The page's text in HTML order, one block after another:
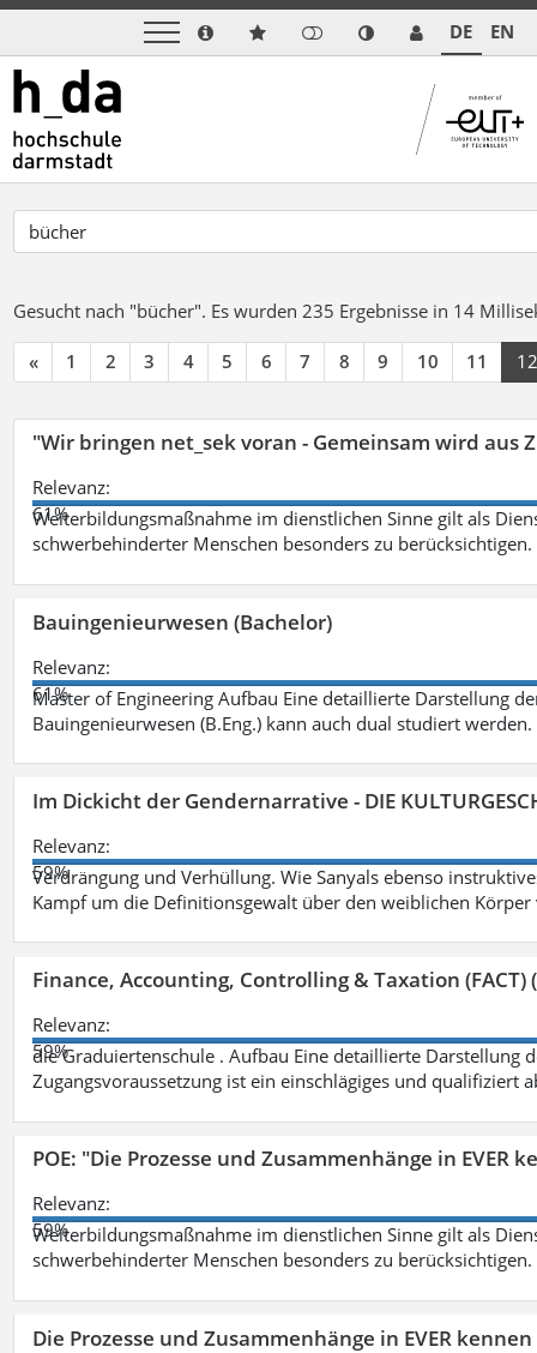
DE EN
Gesucht nach "bücher". Es wurden 235 Ergebnisse in 14
« 1 2 3 4 5 6 7 8 9 10 11 12
"Wir bringen net_sek voran - Gemeinsam wird aus
Relevanz:
61%
Weiterbildungsmaßnahme im dienstlichen Sinne gilt als
schwerbehinderter Menschen besonders zu berücksichtigen.
Bauingenieurwesen (Bachelor)
Relevanz:
61%
Master of Engineering Aufbau Eine detaillierte Darstellung
Bauingenieurwesen (B.Eng.) kann auch dual studiert
Im Dickicht der Gendernarrative - DIE
Relevanz:
59%
Verdrängung und Verhüllung. Wie Sanyals ebenso
Kampf um die Definitionsgewalt über den weiblichen
Finance, Accounting, Controlling & Taxation (FACT)
Relevanz:
59%
die Graduiertenschule . Aufbau Eine detaillierte Darstellung
Zugangsvoraussetzung ist ein einschlägiges und qualifiziert
POE: "Die Prozesse und Zusammenhänge in EVER
Relevanz:
59%
Weiterbildungsmaßnahme im dienstlichen Sinne gilt als
schwerbehinderter Menschen besonders zu berücksichtigen.
Die Prozesse und Zusammenhänge in EVER